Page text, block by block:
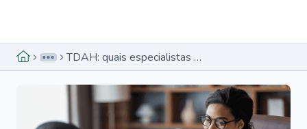
TDAH: quais especialistas procurar?